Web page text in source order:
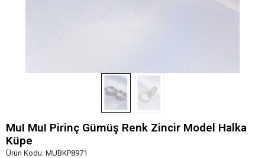
MuI MuI Pirinç Gümüş Renk Zincir Model Halka
Küpe
Ürün Kodu: MUBKP8971